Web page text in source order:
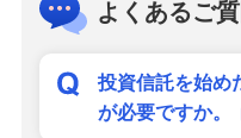
よくあるご
投資信託を始め
が必要ですか。